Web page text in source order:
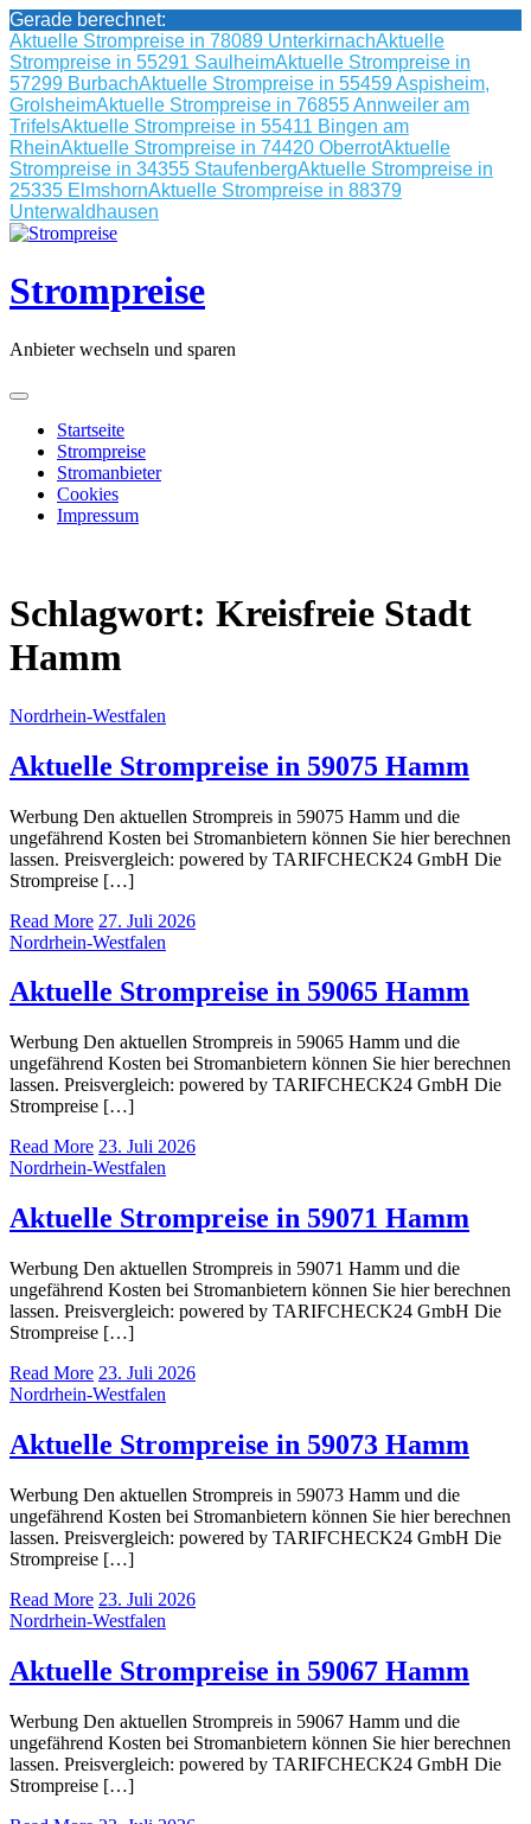
Gerade berechnet:
Aktuelle Strompreise in 78089 UnterkirnachAktuelle
Strompreise in 55291 SaulheimAktuelle Strompreise in
57299 BurbachAktuelle Strompreise in 55459 Aspisheim,
GrolsheimAktuelle Strompreise in 76855 Annweiler am
TrifelsAktuelle Strompreise in 55411 Bingen am
RheinAktuelle Strompreise in 74420 OberrotAktuelle
Strompreise in 34355 StaufenbergAktuelle Strompreise in
25335 ElmshornAktuelle Strompreise in 88379
Unterwaldhausen
Skip
content
Strompreise
Anbieter wechseln und sparen
Startseite
Strompreise
Stromanbieter
Cookies
Impressum
Schlagwort: Kreisfreie Stadt
Hamm
Nordrhein-Westfalen
Aktuelle Strompreise in 59075 Hamm
Werbung Den aktuellen Strompreis in 59075 Hamm und die
ungefährend Kosten bei Stromanbietern können Sie hier berechnen
lassen. Preisvergleich: powered by TARIFCHECK24 GmbH Die
Strompreise […]
Read More 27. Juli 2026
Nordrhein-Westfalen
Aktuelle Strompreise in 59065 Hamm
Werbung Den aktuellen Strompreis in 59065 Hamm und die
ungefährend Kosten bei Stromanbietern können Sie hier berechnen
lassen. Preisvergleich: powered by TARIFCHECK24 GmbH Die
Strompreise […]
Read More 23. Juli 2026
Nordrhein-Westfalen
Aktuelle Strompreise in 59071 Hamm
Werbung Den aktuellen Strompreis in 59071 Hamm und die
ungefährend Kosten bei Stromanbietern können Sie hier berechnen
lassen. Preisvergleich: powered by TARIFCHECK24 GmbH Die
Strompreise […]
Read More 23. Juli 2026
Nordrhein-Westfalen
Aktuelle Strompreise in 59073 Hamm
Werbung Den aktuellen Strompreis in 59073 Hamm und die
ungefährend Kosten bei Stromanbietern können Sie hier berechnen
lassen. Preisvergleich: powered by TARIFCHECK24 GmbH Die
Strompreise […]
Read More 23. Juli 2026
Nordrhein-Westfalen
Aktuelle Strompreise in 59067 Hamm
Werbung Den aktuellen Strompreis in 59067 Hamm und die
ungefährend Kosten bei Stromanbietern können Sie hier berechnen
lassen. Preisvergleich: powered by TARIFCHECK24 GmbH Die
Strompreise […]